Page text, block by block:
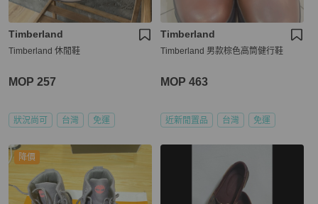
Timberland
Timberland 休閒鞋
MOP 257
狀況尚可 台灣 免運
Timberland
Timberland 男款棕色高筒健行鞋
MOP 463
近新閒置品 台灣 免運
降價